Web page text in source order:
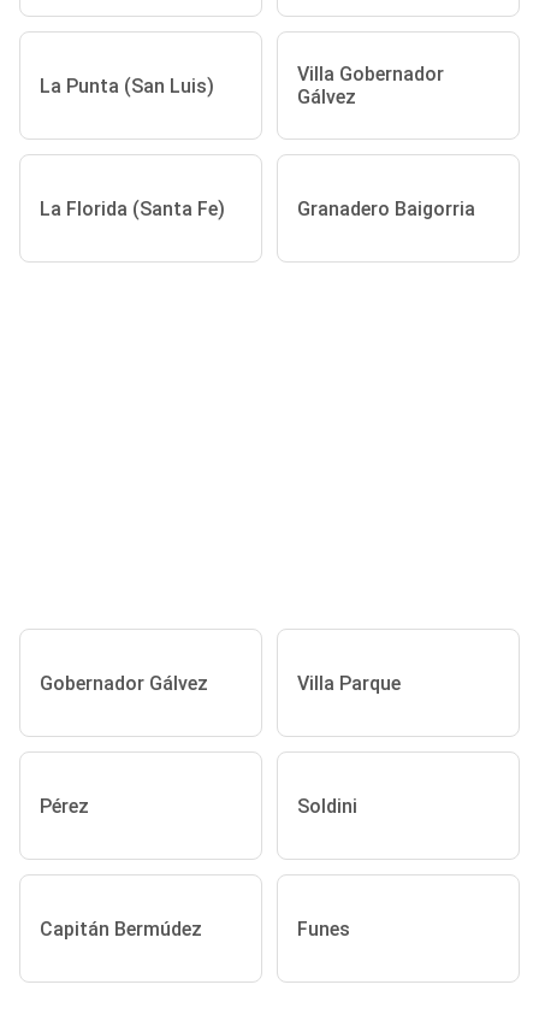
La Punta (San Luis)
Villa Gobernador
Gálvez
La Florida (Santa Fe) Granadero Baigorria
Gobernador Gálvez Villa Parque
Pérez Soldini
Capitán Bermúdez Funes